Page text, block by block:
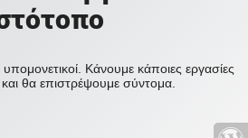
Κάνουμε κάποιες εργασίες
θα επιστρέψουμε σύντομα.